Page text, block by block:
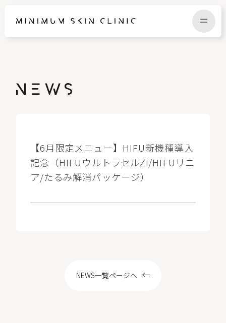
【6月限定メニュー】HIFU新機種導入
記念（HIFUウルトラセルZi/HIFUリニ
ア/たるみ解消パッケージ）
NEWS一覧ページへ
CAMPAIGN RECRUIT